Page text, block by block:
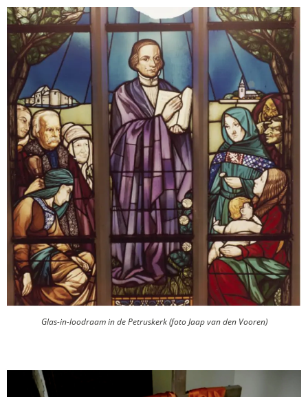
Glas-in-loodraam in de Petruskerk (foto Jaap van den Vooren)